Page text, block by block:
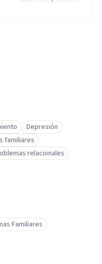
Depresión
familiares
relacionales
Familiares